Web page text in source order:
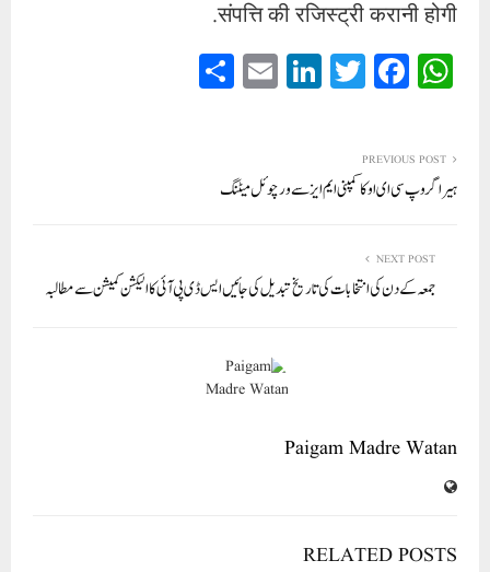
संपत्ति की रजिस्ट्री करानी होगी.
W
ha
A
pp
Fa
ce
ok
T
wi
r
Li
nk
In
E
m
PREVIOUS POST
ہیرا گروپ سی ای او کا کمپنی ایم ایز سے ورچوئل میٹنگ
NEXT POST
جمعہ کے دن کی انتخابات کی تاریخ تبدیل کی جائیں ایس ڈی پی آئی کا الیکشن کمیشن سے مطالبہ
Paigam Madre Watan
RELATED POSTS